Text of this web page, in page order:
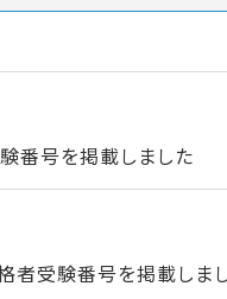
番号を掲載しました
者受験番号を掲載しま